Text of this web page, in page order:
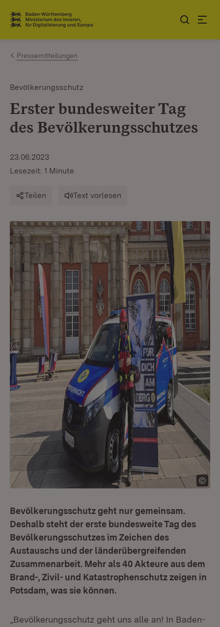
Zum Inhalt springen
Link zur Startseite
Pressemitteilungen
Bevölkerungsschutz
Erster bundesweiter Tag
des Bevölkerungsschutzes
23.06.2023
Lesezeit: 1 Minute
Teilen Text vorlesen
Bevölkerungsschutz geht nur gemeinsam.
Deshalb steht der erste bundesweite Tag des
Bevölkerungsschutzes im Zeichen des
Austauschs und der länderübergreifenden
Zusammenarbeit. Mehr als 40 Akteure aus dem
Brand-, Zivil- und Katastrophenschutz zeigen in
Potsdam, was sie können.
„Bevölkerungsschutz geht uns alle an! In Baden-